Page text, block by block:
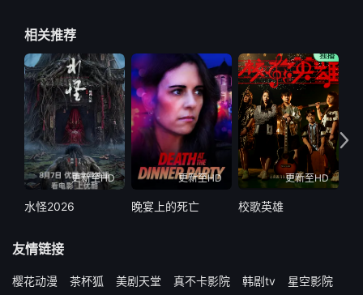
相关推荐
更新至HD
水怪2026
更新至HD
晚宴上的死亡
更新至HD
校歌英雄
友情链接
樱花动漫 茶杯狐 美剧天堂 真不卡影院 韩剧tv 星空影院